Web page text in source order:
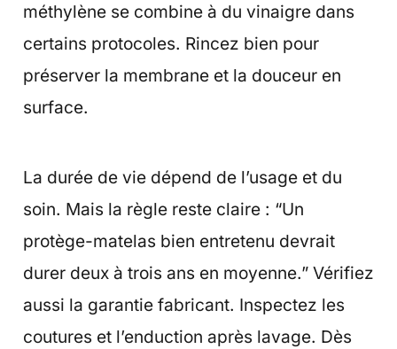
méthylène se combine à du vinaigre dans
certains protocoles. Rincez bien pour
préserver la membrane et la douceur en
surface.
La durée de vie dépend de l’usage et du
soin. Mais la règle reste claire : “Un
protège-matelas bien entretenu devrait
durer deux à trois ans en moyenne.” Vérifiez
aussi la garantie fabricant. Inspectez les
coutures et l’enduction après lavage. Dès